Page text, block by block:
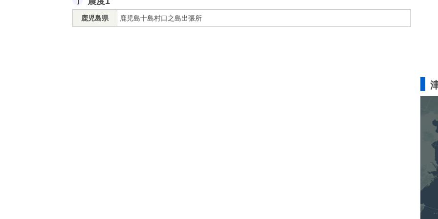
鹿児島県 鹿児島十島村口之島出張所